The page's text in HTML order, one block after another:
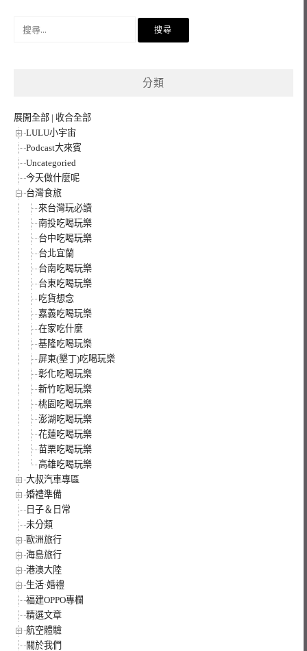
分類
展開全部 | 收合全部
LULU小宇宙
Podcast大來賓
Uncategoried
今天做什麼呢
台灣食旅
來台灣玩必讀
南投吃喝玩樂
台中吃喝玩樂
台北宜蘭
台南吃喝玩樂
台東吃喝玩樂
吃貨想念
嘉義吃喝玩樂
在家吃什麼
基隆吃喝玩樂
屏東(墾丁)吃喝玩樂
彰化吃喝玩樂
新竹吃喝玩樂
桃園吃喝玩樂
澎湖吃喝玩樂
花蓮吃喝玩樂
苗栗吃喝玩樂
高雄吃喝玩樂
大叔汽車專區
婚禮準備
日子＆日常
未分類
歐洲旅行
海島旅行
港澳大陸
生活·婚禮
福建OPPO專欄
精選文章
航空體驗
關於我們